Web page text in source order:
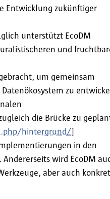
Entwicklung zukünftiger
unterstützt EcoDM
und
um gemeinsam
zu
die Brücke zu
hintergrund/
in den
wird EcoDM
aber auch